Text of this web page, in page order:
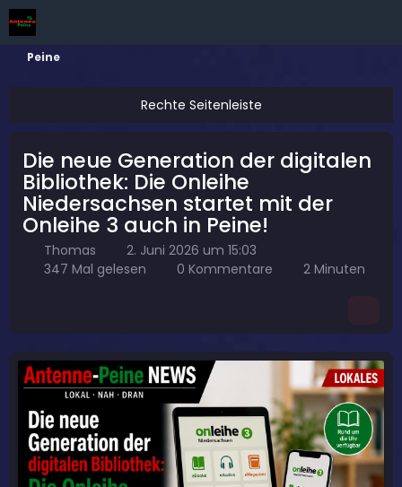
Peine
Die neue Generation der digitalen
Bibliothek: Die Onleihe
Niedersachsen startet mit der
Onleihe 3 auch in Peine!
Thomas
2. Juni 2026 um 15:03
347 Mal gelesen
0 Kommentare 2 Minuten